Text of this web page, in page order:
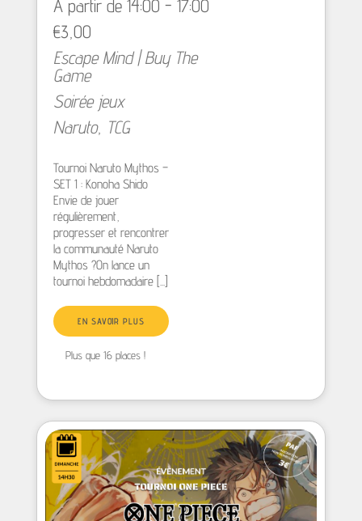
A partir de 14:00 - 17:00
€3,00
Escape Mind | Buy The
Game
Soirée jeux
Naruto, TCG
Tournoi Naruto Mythos –
SET 1 : Konoha Shido
Envie de jouer
régulièrement,
progresser et rencontrer
la communauté Naruto
Mythos ?On lance un
tournoi hebdomadaire [...]
EN SAVOIR PLUS
Plus que 16 places !